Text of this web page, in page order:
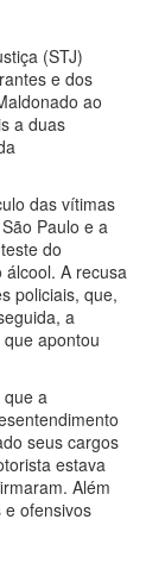
(STJ)
e dos
ao
a duas
das vítimas
Paulo e a
do
A recusa
policiais, que,
a
apontou
que a
seus cargos
estava
Além
ofensivos